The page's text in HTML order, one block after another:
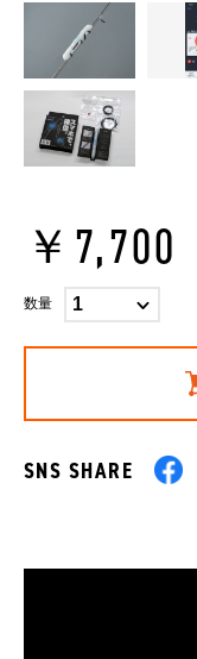
￥7,700
数量
SNS SHARE